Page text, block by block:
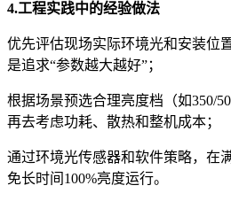
4.工程实践中的经验做法
优先评估现场实际环境光和安装位
是追求“参数越大越好”；
根据场景预选合理亮度档（如350/
再去考虑功耗、散热和整机成本；
通过环境光传感器和软件策略，在
免长时间100%亮度运行。